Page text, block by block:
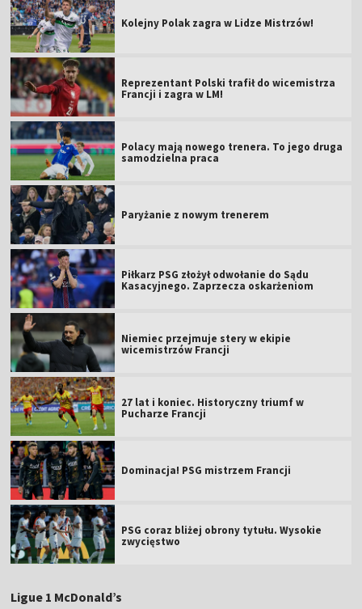
Kolejny Polak zagra w Lidze Mistrzów!
Reprezentant Polski trafił do wicemistrza
Francji i zagra w LM!
Polacy mają nowego trenera. To jego druga
samodzielna praca
Paryżanie z nowym trenerem
Piłkarz PSG złożył odwołanie do Sądu
Kasacyjnego. Zaprzecza oskarżeniom
Niemiec przejmuje stery w ekipie
wicemistrzów Francji
27 lat i koniec. Historyczny triumf w
Pucharze Francji
Dominacja! PSG mistrzem Francji
PSG coraz bliżej obrony tytułu. Wysokie
zwycięstwo
Ligue 1 McDonald’s